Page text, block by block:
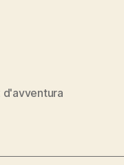
d'avventura